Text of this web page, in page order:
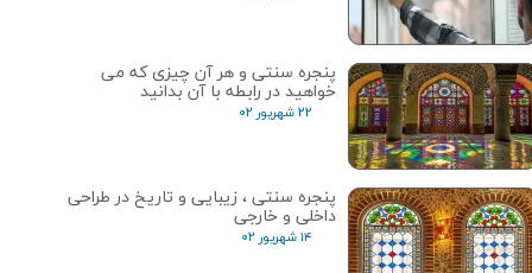
پنجره سنتی و هر آن چیزی که می
خواهید در رابطه با آن بدانید
۲۲ شهریور ۰۲
پنجره‌ سنتی ، زیبایی و تاریخ در طراحی
داخلی و خارجی
۱۴ شهریور ۰۲